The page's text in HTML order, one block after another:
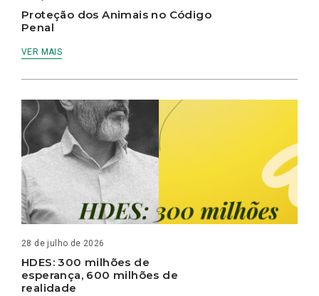
Proteção dos Animais no Código
Penal
VER MAIS
28 de julho de 2026
HDES: 300 milhões de
esperança, 600 milhões de
realidade